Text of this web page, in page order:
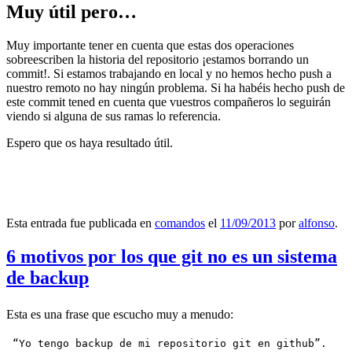
Muy útil pero…
Muy importante tener en cuenta que estas dos operaciones
sobreescriben la historia del repositorio ¡estamos borrando un
commit!. Si estamos trabajando en local y no hemos hecho push a
nuestro remoto no hay ningún problema. Si ha habéis hecho push de
este commit tened en cuenta que vuestros compañeros lo seguirán
viendo si alguna de sus ramas lo referencia.
Espero que os haya resultado útil.
Esta entrada fue publicada en comandos el 11/09/2013 poralfonso.
6 motivos por los que git no es un sistema
de backup
Esta es una frase que escucho muy a menudo:
“Yo tengo backup de mi repositorio git en github”.